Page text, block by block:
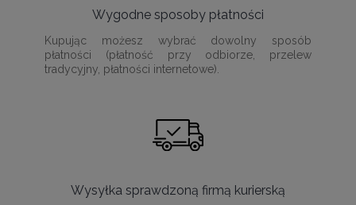
Wygodne sposoby płatności
Kupując możesz wybrać dowolny sposób
płatności (płatność przy odbiorze, przelew
tradycyjny, płatności internetowe).
Wysyłka sprawdzoną firmą kurierską